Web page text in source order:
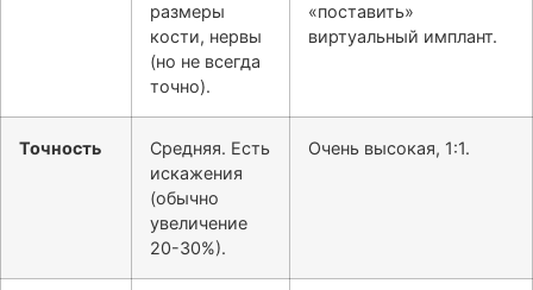
размеры
кости, нервы
(но не всегда
точно).
«поставить»
виртуальный имплант.
Точность
Средняя. Есть
искажения
(обычно
увеличение
20-30%).
Очень высокая, 1:1.